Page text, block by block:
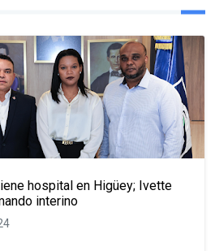
hospital en Higüey; Ivette
interino